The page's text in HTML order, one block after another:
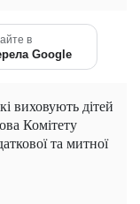
в
Google
виховують дітей
Комітету
та митної